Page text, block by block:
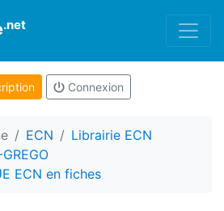
.net
Connexion
ECN
Librairie ECN
ECN en fiches